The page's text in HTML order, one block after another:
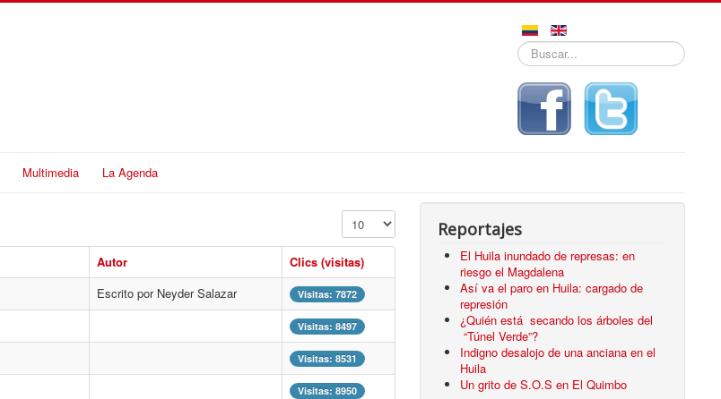
Buscar...
Multimedia La Agenda
Mostrar #
Autor
Clics (visitas)
Escrito por Neyder Salazar Visitas: 7872
Visitas: 8497
Visitas: 8531
Visitas: 8950
Reportajes
El Huila inundado de represas: en
riesgo el Magdalena
Así va el paro en Huila: cargado de
represión
¿Quién está secando los árboles del
“Túnel Verde”?
Indigno desalojo de una anciana en el
Huila
Un grito de S.O.S en El Quimbo